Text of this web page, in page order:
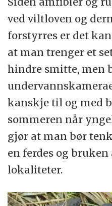
ved viltloven og
forstyrres er det
at man trenger et
hindre smitte, men
kanskje til og med
sommeren når
gjør at man bør
en ferdes og
lokaliteter.